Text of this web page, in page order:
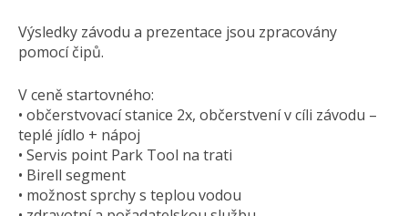
Výsledky závodu a prezentace jsou zpracovány
pomocí čipů.
V ceně startovného:
• občerstvovací stanice 2x, občerstvení v cíli závodu –
teplé jídlo + nápoj
• Servis point Park Tool na trati
• Birell segment
• možnost sprchy s teplou vodou